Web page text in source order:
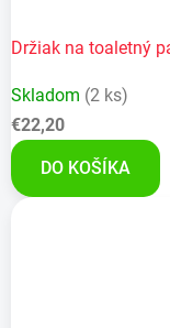
Držiak na toaletný
Skladom (2 ks)
€22,20
DO KOŠÍKA